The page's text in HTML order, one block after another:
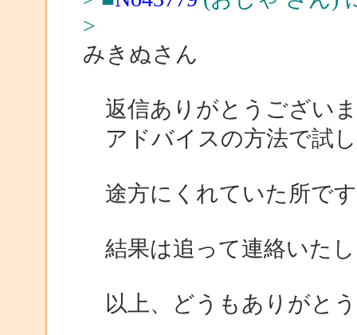
>
みきぬさん
返信ありがとうござい
アドバイスの方法で試
途方にくれていた所で
結果は追って連絡いた
以上、どうもありがと